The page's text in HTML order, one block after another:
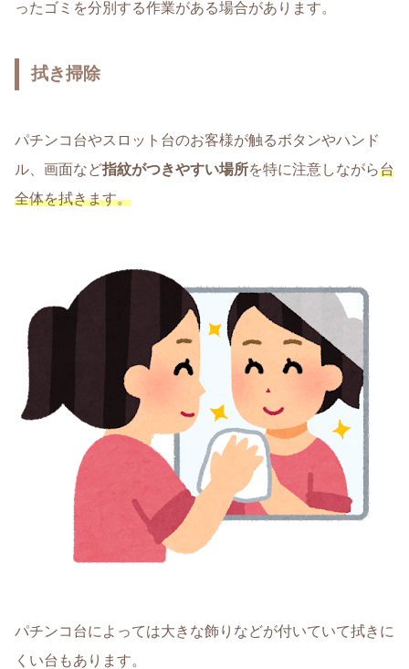
ったゴミを分別する作業がある場合があります。
拭き掃除
パチンコ台やスロット台のお客様が触るボタンやハンド
ル、画面など指紋がつきやすい場所を特に注意しながら台
全体を拭きます。
パチンコ台によっては大きな飾りなどが付いていて拭きに
くい台もあります。